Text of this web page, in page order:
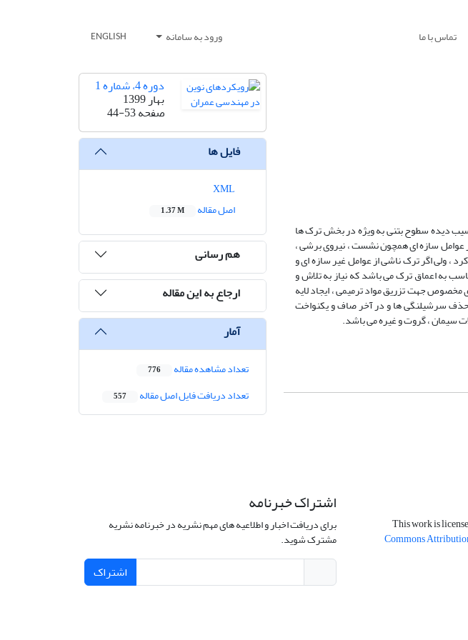
تماس با ما ورود به سامانه ENGLISH
دیده سطوح بتنی به ویژه در بخش ترک ها
عوامل سازه ای همچون نشست ، نیروی برشی ،
، ولی اگر ترک ناشی از عوامل غیر سازه ای و
به اعماق ترک می باشد که نیاز به تلاش و
جهت تزریق مواد ترمیمی ، ایجاد لایه
حذف سرشیلنگی ها و در آخر صاف و یکنواخت
سیمان ، گروت و غیره می باشد.
دوره 4، شماره 1
بهار 1399
صفحه44-53
فایل ها
اصل مقاله
1.37 M
هم رسانی
ارجاع به این مقاله
آمار
تعداد مشاهده مقاله 776
تعداد دریافت فایل اصل مقاله 557
This work is
Commons
اشتراک خبرنامه
برای دریافت اخبار و اطلاعیه های مهم نشریه در خبرنامه نشریه
مشترک شوید.
اشتراک